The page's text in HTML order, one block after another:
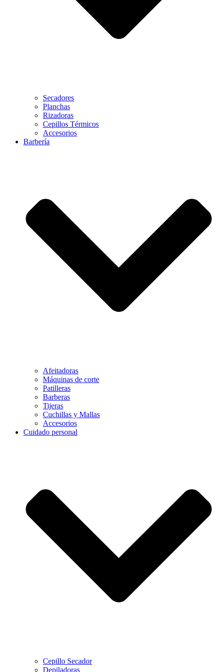
Secadores
Planchas
Rizadoras
Cepillos Térmicos
Accesorios
Barbería
Afeitadoras
Máquinas de corte
Patilleras
Barberas
Tijeras
Cuchillas y Mallas
Accesorios
Cuidado personal
Cepillo Secador
Depiladoras